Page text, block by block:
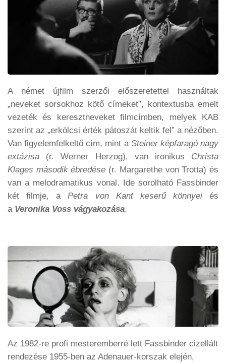
A német újfilm szerzői előszeretettel használtak
„neveket sorsokhoz kötő címeket”, kontextusba emelt
vezeték és keresztneveket filmcímben, melyek KAB
szerint az „erkölcsi érték pátoszát keltik fel” a nézőben.
Van figyelemfelkeltő cím, mint a Steiner képfaragó nagy
extázisa (r. Werner Herzog), van ironikus Christa
Klages második ébredése (r. Margarethe von Trotta) és
van a melodramatikus vonal. Ide sorolható Fassbinder
két filmje, aPetra von Kant keserű könnyeiés
a Veronika Voss vágyakozása.
Az 1982-re profi mesteremberré lett Fassbinder cizellált
rendezése 1955-ben az Adenauer-korszak elején,